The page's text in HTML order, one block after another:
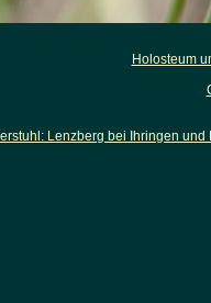
Holosteum
Lenzberg bei Ihringen